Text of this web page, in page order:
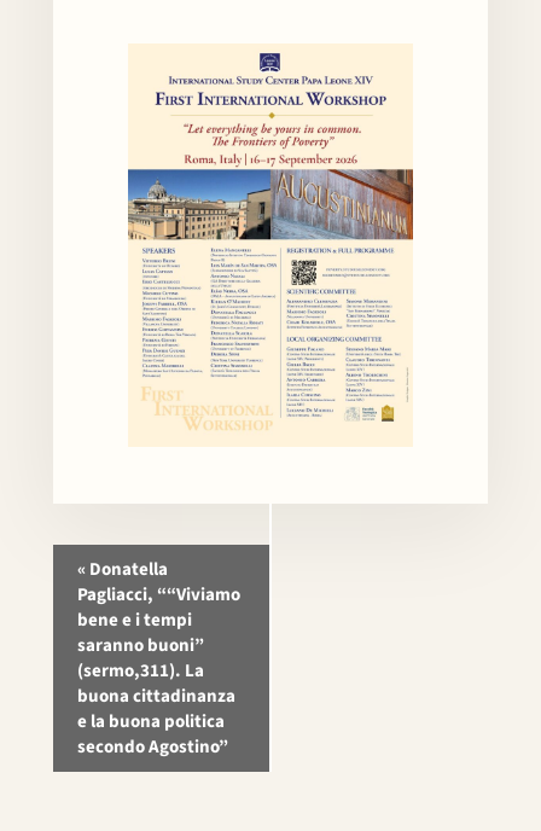
Partecipa
Contatti
Evento
Navigazione
« Donatella
Pagliacci, ““Viviamo
bene e i tempi
saranno buoni”
(sermo,311). La
buona cittadinanza
e la buona politica
secondo Agostino”